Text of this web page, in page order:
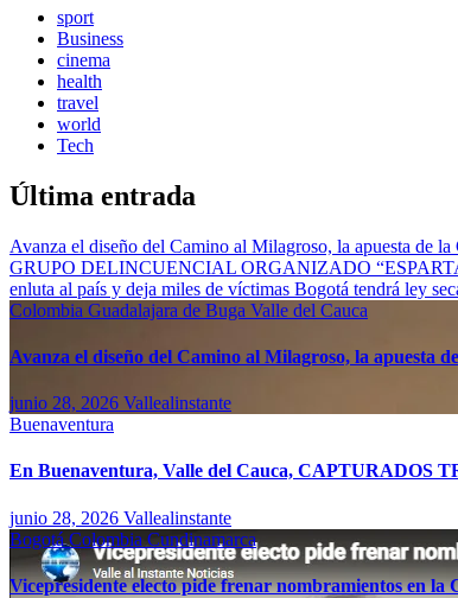
sport
Business
cinema
health
travel
world
Tech
Última entrada
Avanza el diseño del Camino al Milagroso, la apuesta de
GRUPO DELINCUENCIAL ORGANIZADO
enluta al país y deja miles de víctimas Bogotá tendrá ley
Colombia Guadalajara de Buga Valle del Cauca
Avanza el diseño del Camino al Milagroso, la apuesta
junio 28, 2026 Vallealinstante
Buenaventura
En Buenaventura, Valle del Cauca,
junio 28, 2026 Vallealinstante
BogotáColombia Cundinamarca
Vicepresidente electo pide frenar nombramientos en la